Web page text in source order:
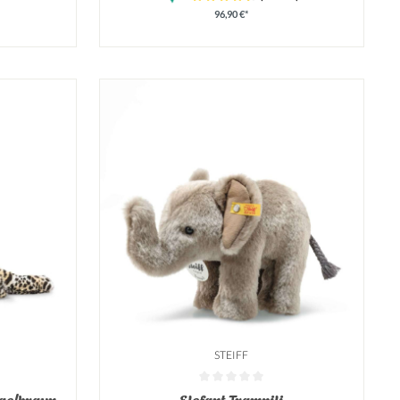
96,90 €*
0 von 5 Sternen
STEIFF
Durchschnittliche Bewertung von 0 von 5